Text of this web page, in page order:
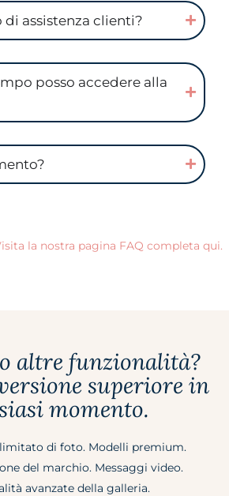
di assistenza clienti?
posso accedere alla
la nostra pagina FAQ completa qui.
altre funzionalità?
superiore in
momento.
di foto. Modelli premium.
del marchio. Messaggi video.
avanzate della galleria.